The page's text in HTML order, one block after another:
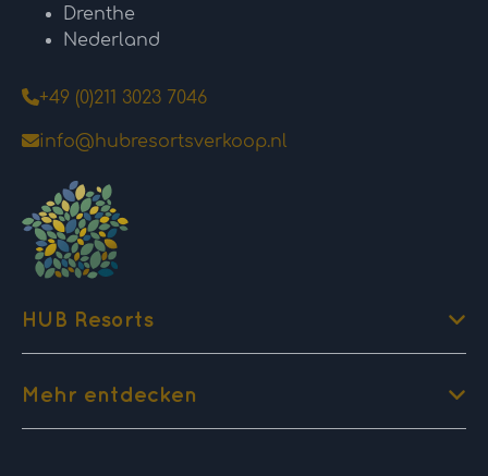
Drenthe
Nederland
+49 (0)211 3023 7046
info@hubresortsverkoop.nl
HUB Resorts
Mehr entdecken